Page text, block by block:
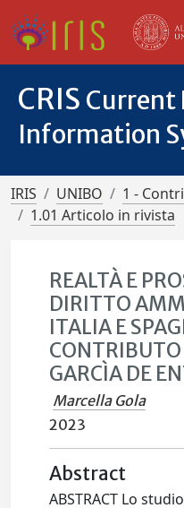
CRIS Current
Information
IRIS UNIBO
1 -
1.01 Articolo in rivista
REALTÀ E
DIRITTO
ITALIA E
GARCÌA DE
Marcella Gola
2023
Abstract
ABSTRACT Lo